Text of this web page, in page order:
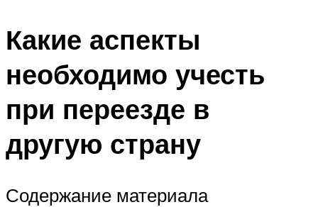
Какие аспекты
необходимо учесть
при переезде в
другую страну
Содержание материала